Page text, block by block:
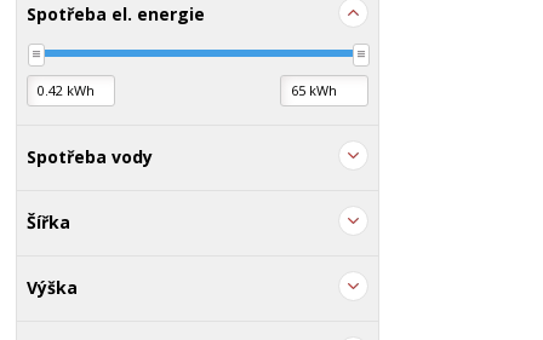
Spotřeba el. energie
Spotřeba vody
Šířka
Výška